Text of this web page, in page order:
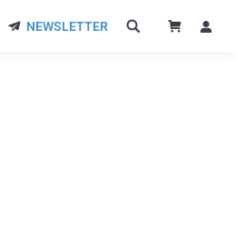
NEWSLETTER
NEWSLETTER